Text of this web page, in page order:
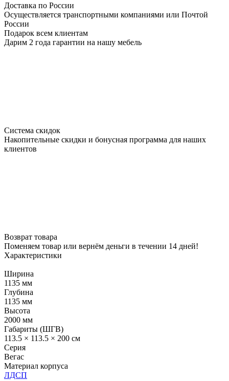
Доставка по России
Осуществляется транспортными компаниями или Почтой
России
Подарок всем клиентам
Дарим 2 года гарантии на нашу мебель
Система скидок
Накопительные скидки и бонусная программа для наших
клиентов
Возврат товара
Поменяем товар или вернём деньги в течении 14 дней!
Характеристики
Ширина
1135 мм
Глубина
1135 мм
Высота
2000 мм
Габариты (ШГВ)
113.5 × 113.5 × 200 см
Серия
Вегас
Материал корпуса
ЛДСП